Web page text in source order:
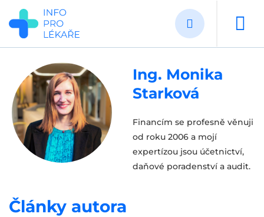
Přejít
hlavnímu
obsahu
Ing. Monika
Starková
Financím se profesně věnuji
od roku 2006 a mojí
expertízou jsou účetnictví,
daňové poradenství a audit.
Články autora